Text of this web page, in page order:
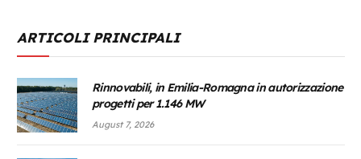
ARTICOLI PRINCIPALI
Rinnovabili, in Emilia-Romagna in autorizzazione
progetti per 1.146 MW
August 7, 2026